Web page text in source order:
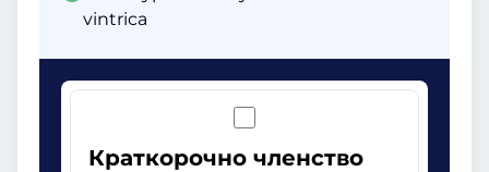
vintrica
Краткорочно членство